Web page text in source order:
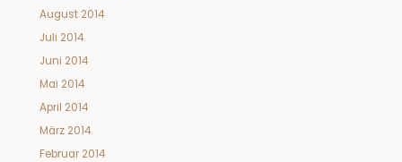
August 2014
Juli 2014
Juni 2014
Mai 2014
April 2014
März 2014
Februar 2014